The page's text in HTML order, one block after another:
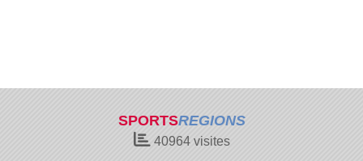
SPORTSREGIONS
40964visites